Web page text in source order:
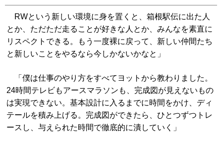
RWという新しい環境に身を置くと、箱根駅伝に出た人
とか、ただただ走ることが好きな人とか、みんなを素直に
リスペクトできる。もう一度裸に戻って、新しい仲間たち
と新しいことをやるなら今しかないかなと」
「僕は仕事のやり方をすべてヨットから教わりました。
24時間テレビもアースマラソンも、完成図が見えないもの
は実現できない。基本設計に入るまでに時間をかけ、ディ
テールを積み上げる。完成図ができたら、ひとつずつトレ
ースし、与えられた時間で徹底的に潰していく」